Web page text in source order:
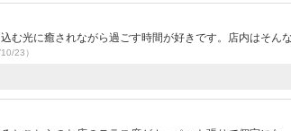
む光に癒されながら過ごす時間が好きです。店内はそん
23）